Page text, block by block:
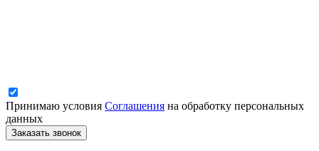
Принимаю условия Соглашения на обработку персональных
данных
Заказать звонок